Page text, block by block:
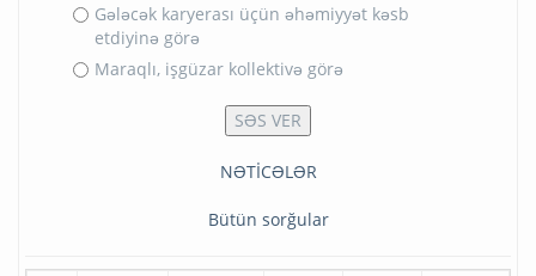
Gələcək karyerası üçün əhəmiyyət kəsb
etdiyinə görə
Maraqlı, işgüzar kollektivə görə
NƏTİCƏLƏR
Bütün sorğular